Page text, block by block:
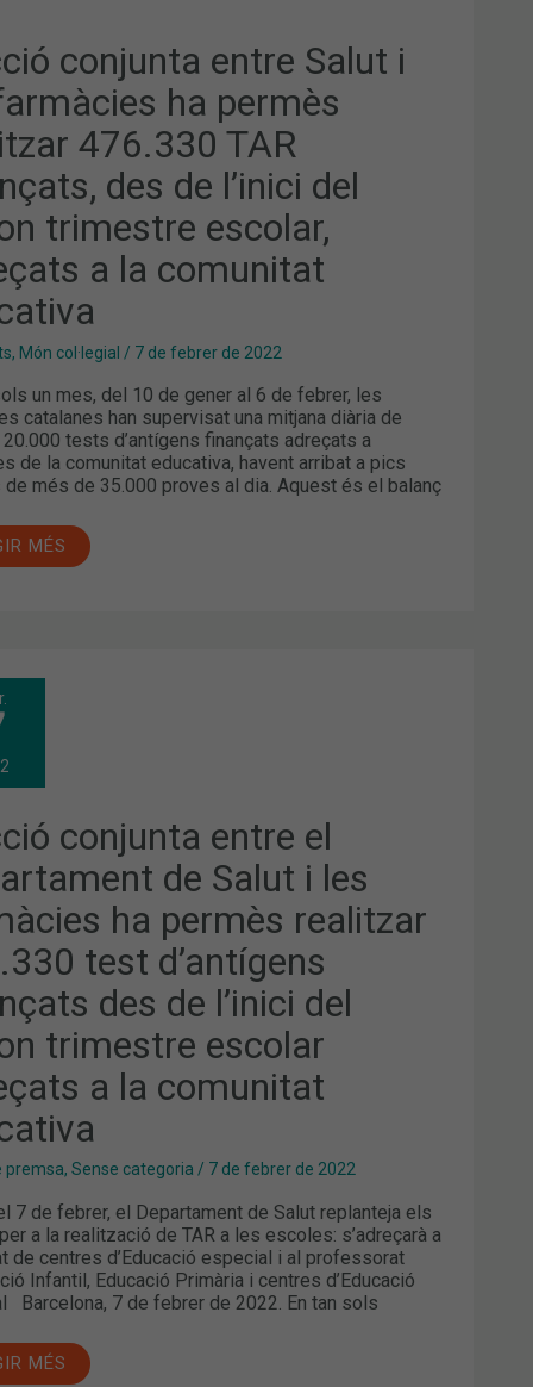
conjunta entre Salut i
ha permès
476.330 TAR
des de l’inici del
trimestre escolar,
a la comunitat
, Món col·legial / 7 de febrer de 2022
un mes, del 10 de gener al 6 de febrer, les
catalanes han supervisat una mitjana diària de
tests d’antígens finançats adreçats a
de la comunitat educativa, havent arribat a pics
de més de 35.000 proves al dia. Aquest és el balanç
MÉS
conjunta entre el
de Salut i les
ha permès realitzar
test d’antígens
des de l’inici del
trimestre escolar
a la comunitat
premsa,Sense categoria / 7 de febrer de 2022
7 de febrer, el Departament de Salut replanteja els
a la realització de TAR a les escoles: s’adreçarà a
de centres d’Educació especial i al professorat
Infantil, Educació Primària i centres d’Educació
Barcelona, 7 de febrer de 2022. En tan sols
MÉS